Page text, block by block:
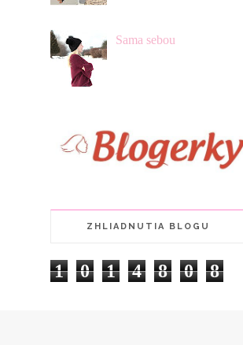
Sama sebou
ZHLIADNUTIA BLOGU
1 0 1 4 8 0 8